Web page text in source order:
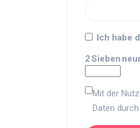
Ich habe
2Sieben
Mit der
Daten